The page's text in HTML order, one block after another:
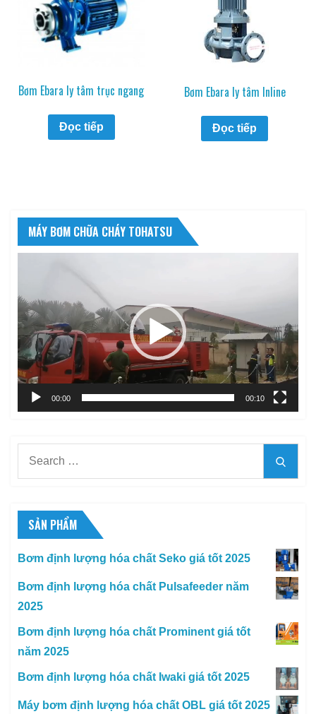
Bơm Ebara ly tâm trục ngang
Đọc tiếp
Bơm Ebara ly tâm Inline
Đọc tiếp
MÁY BƠM CHỮA CHÁY TOHATSU
Video
00:00 00:10
SẢN PHẨM
Bơm định lượng hóa chất Seko giá tốt 2025
Bơm định lượng hóa chất Pulsafeeder năm
2025
Bơm định lượng hóa chất Prominent giá tốt
năm 2025
Bơm định lượng hóa chất Iwaki giá tốt 2025
Máy bơm định lượng hóa chất OBL giá tốt 2025